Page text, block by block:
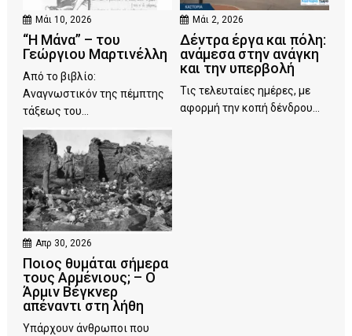
Μάι 10, 2026
“Η Μάνα” – του
Γεώργιου Μαρτινέλλη
Από το βιβλίο:
Αναγνωστικόν της πέμπτης
τάξεως του...
Μάι 2, 2026
Δέντρα έργα και πόλη:
ανάμεσα στην ανάγκη
και την υπερβολή
Τις τελευταίες ημέρες, με
αφορμή την κοπή δένδρου...
Απρ 30, 2026
Ποιος θυμάται σήμερα
τους Αρμένιους; – Ο
Άρμιν Βέγκνερ
απέναντι στη λήθη
Υπάρχουν άνθρωποι που